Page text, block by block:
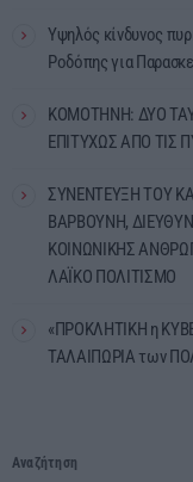
Υψηλός κίνδυνος
Ροδόπης για
ΚΟΜΟΤΗΝΗ: ΔΥΟ
ΕΠΙΤΥΧΩΣ ΑΠΟ ΤΙΣ
ΣΥΝΕΝΤΕΥΞΗ ΤΟΥ
ΒΑΡΒΟΥΝΗ,
ΚΟΙΝΩΝΙΚΗΣ
ΛΑΪΚΟ ΠΟΛΙΤΙΣΜΟ
«ΠΡΟΚΛΗΤΙΚΗ η
ΤΑΛΑΙΠΩΡΙΑ των
Αναζήτηση